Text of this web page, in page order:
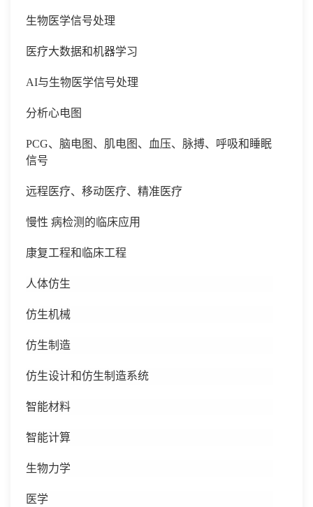
生物医学信号处理
医疗大数据和机器学习
AI与生物医学信号处理
分析心电图
PCG、脑电图、肌电图、血压、脉搏、呼吸和睡眠
信号
远程医疗、移动医疗、精准医疗
慢性 病检测的临床应用
康复工程和临床工程
人体仿生
仿生机械
仿生制造
仿生设计和仿生制造系统
智能材料
智能计算
生物力学
医学